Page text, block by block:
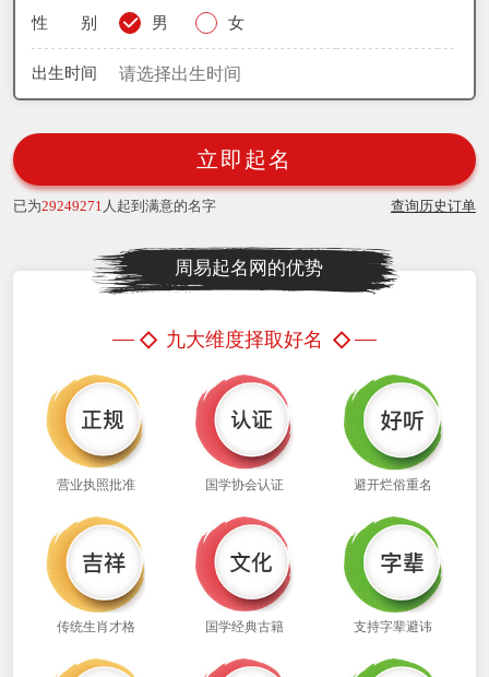
性 别 男 女
出生时间
立即起名
已为29249271 人起到满意的名字 查询历史订单
周易起名网的优势
◇ 九大维度择取好名 ◇
营业执照批准 国学协会认证 避开烂俗重名
传统生肖才格 国学经典古籍 支持字辈避讳